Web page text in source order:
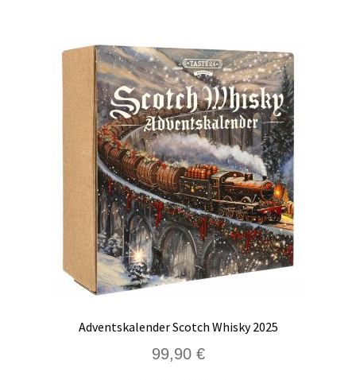
Adventskalender Scotch Whisky 2025
99,90 €